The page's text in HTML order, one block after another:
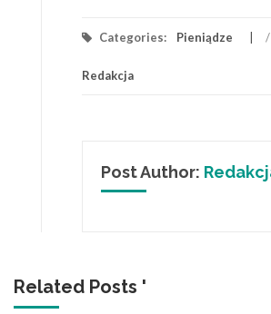
Categories: Pieniądze /
Redakcja
Post Author:
Related Posts '